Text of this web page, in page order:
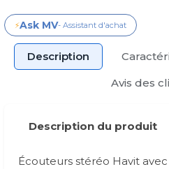
⚡Ask MV- Assistant d'achat
Description
Avis des
Description du produit
Écouteurs stéréo Havit